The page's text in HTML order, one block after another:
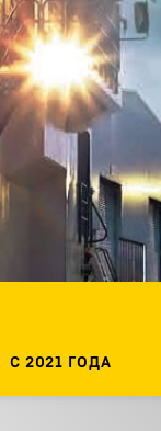
С 2021 ГОДА